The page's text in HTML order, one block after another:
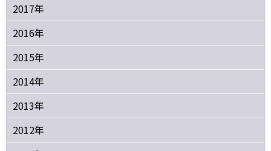
2017年
2016年
2015年
2014年
2013年
2012年